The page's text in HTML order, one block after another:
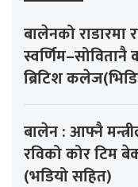
बालेनको
ब्रिटिश
बालेन : आफ्नै
रविको कोर टिम
(भडियो सहित)